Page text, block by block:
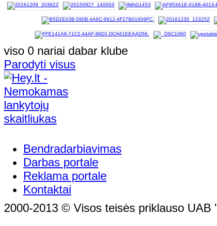
viso 0 nariai dabar klube
Parodyti visus
Bendradarbiavimas
Darbas portale
Reklama portale
Kontaktai
2000-2013 © Visos teisės priklauso UAB